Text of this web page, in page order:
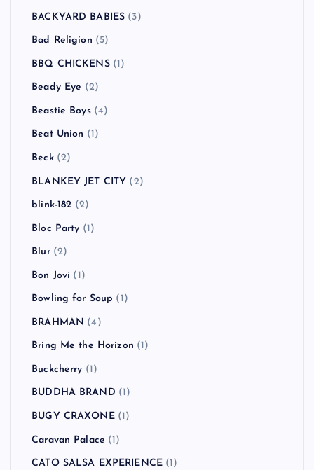
BACKYARD BABIES (3)
Bad Religion (5)
BBQ CHICKENS(1)
Beady Eye (2)
Beastie Boys(4)
Beat Union (1)
Beck(2)
BLANKEY JET CITY (2)
blink-182 (2)
Bloc Party (1)
Blur(2)
Bon Jovi (1)
Bowling for Soup (1)
BRAHMAN (4)
Bring Me the Horizon (1)
Buckcherry (1)
BUDDHA BRAND (1)
BUGY CRAXONE(1)
Caravan Palace (1)
CATO SALSA EXPERIENCE (1)